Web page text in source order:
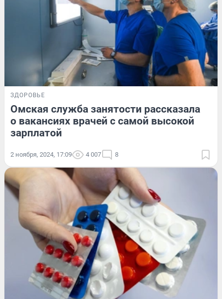
ЗДОРОВЬЕ
Омская служба занятости рассказала
о вакансиях врачей с самой высокой
зарплатой
2 ноября, 2024, 17:09 4 007 8